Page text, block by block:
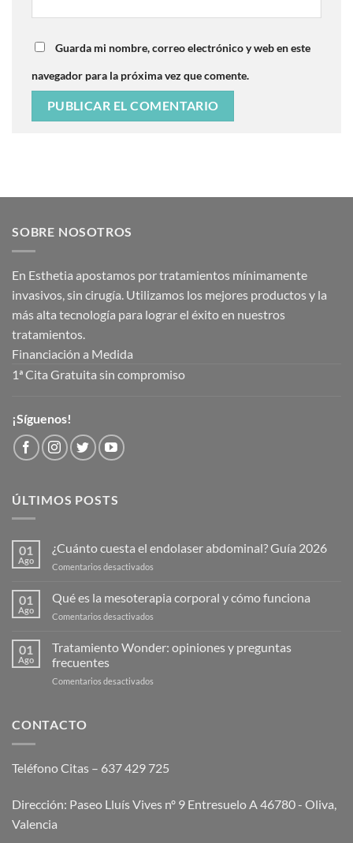
Guarda mi nombre, correo electrónico y web en este
navegador para la próxima vez que comente.
SOBRE NOSOTROS
En Esthetia apostamos por tratamientos mínimamente
invasivos, sin cirugía. Utilizamos los mejores productos y la
más alta tecnología para lograr el éxito en nuestros
tratamientos.
Financiación a Medida
1ª Cita Gratuita sin compromiso
¡Síguenos!
ÚLTIMOS POSTS
01
Ago
¿Cuánto cuesta el endolaser abdominal? Guía 2026
Comentarios desactivados
cuesta
el
Guía
01
Ago
Qué es la mesoterapia corporal y cómo funciona
Comentarios desactivados
es
01
Ago
Tratamiento Wonder: opiniones y preguntas
frecuentes
Comentarios desactivados
CONTACTO
Teléfono Citas – 637 429 725
Dirección: Paseo Lluís Vives nº 9 Entresuelo A 46780 - Oliva,
Valencia